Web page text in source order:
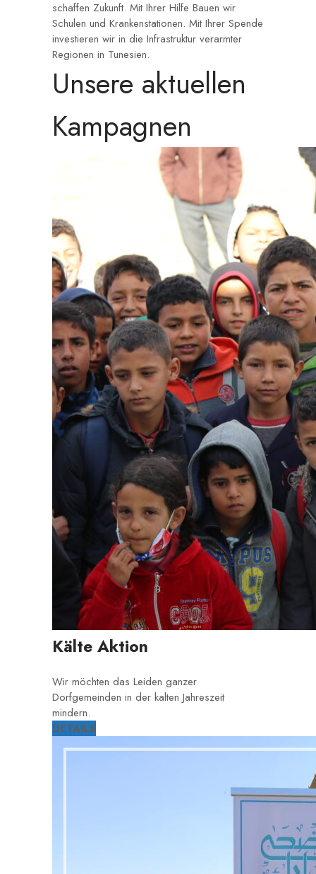
schaffen Zukunft. Mit Ihrer Hilfe Bauen wir
Schulen und Krankenstationen. Mit Ihrer Spende
investieren wir in die Infrastruktur verarmter
Regionen in Tunesien.
Unsere aktuellen
Kampagnen
Kälte Aktion
Wir möchten das Leiden ganzer
Dorfgemeinden in der kalten Jahreszeit
mindern.
DETAILS